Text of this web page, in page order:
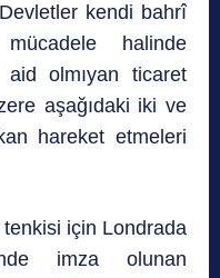
kendi bahrî
halinde
olmıyan ticaret
aşağıdaki iki ve
hareket etmeleri
için Londrada
imza olunan